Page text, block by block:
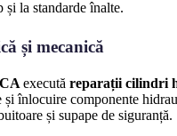
la standarde înalte.
și mecanică
execută reparații cilindri
și înlocuire componente
și supape de siguranță.